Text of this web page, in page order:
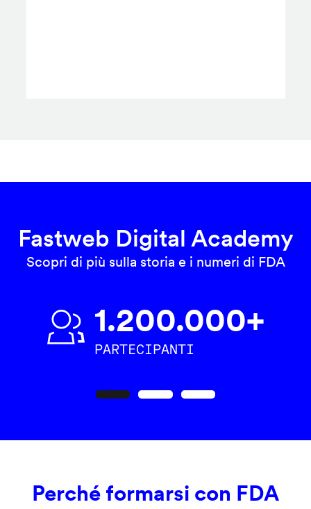
Fastweb Digital Academy
Scopri di più sulla storia e i numeri di FDA
1.200.000+
PARTECIPANTI
Perché formarsi con FDA